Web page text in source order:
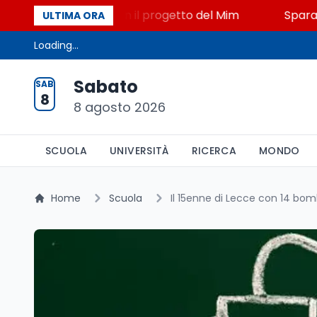
ULTIMA ORA
a Lerici con il progetto del Mim Sparatoria
Loading...
SAB
8
Sabato
8 agosto 2026
SCUOLA UNIVERSITÀ RICERCA MONDO
Home Scuola